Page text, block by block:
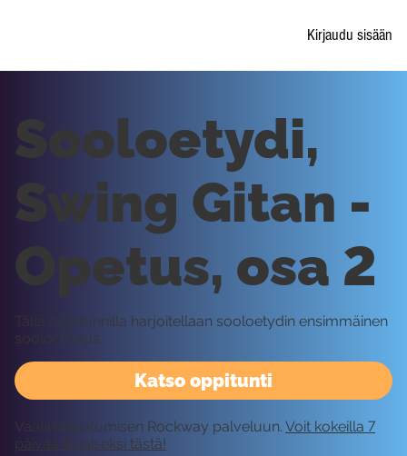
Kirjaudu sisään
Katso oppitunti
Sooloetydi,
Swing Gitan -
Opetus, osa 2
Tällä oppitunnilla harjoitellaan sooloetydin ensimmäinen
soolochorus.
Vaatii kirjautumisen Rockway palveluun. Voit kokeilla 7
päivää ilmaiseksi tästä!